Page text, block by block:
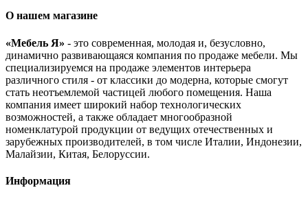
О нашем магазине
«Мебель Я» - это современная, молодая и, безусловно,
динамично развивающаяся компания по продаже мебели. Мы
специализируемся на продаже элементов интерьера
различного стиля - от классики до модерна, которые смогут
стать неотъемлемой частицей любого помещения. Наша
компания имеет широкий набор технологических
возможностей, а также обладает многообразной
номенклатурой продукции от ведущих отечественных и
зарубежных производителей, в том числе Италии, Индонезии,
Малайзии, Китая, Белоруссии.
Информация